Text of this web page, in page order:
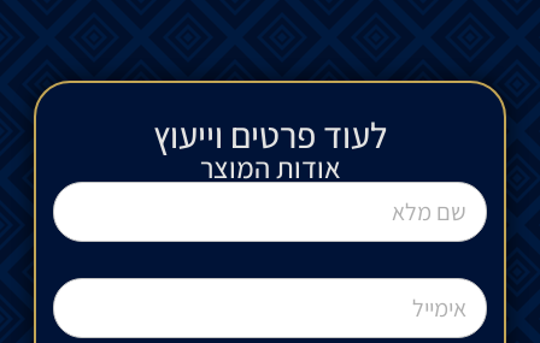
לעוד פרטים וייעוץ​
אודות המוצר